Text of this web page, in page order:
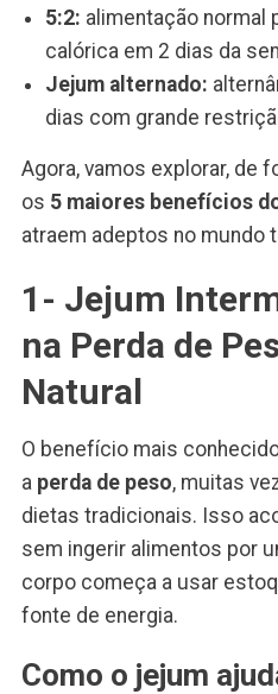
5:2: alimentação normal
calórica em 2 dias da
Jejum alternado:
dias com grande
Agora, vamos explorar, de
os 5 maiores benefícios
atraem adeptos no mundo
1- Jejum
na Perda de
Natural
O benefício mais
a perda de peso, muitas
dietas tradicionais. Isso
sem ingerir alimentos por
corpo começa a usar
fonte de energia.
Como o jejum